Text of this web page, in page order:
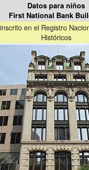
Datos para niños
First National Bank
en el Registro
Históricos